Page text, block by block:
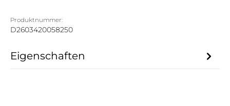
Produktnummer:
D2603420058250
Eigenschaften